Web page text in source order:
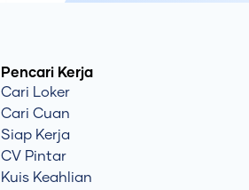
Pencari Kerja
Cari Loker
Cari Cuan
Siap Kerja
CV Pintar
Kuis Keahlian